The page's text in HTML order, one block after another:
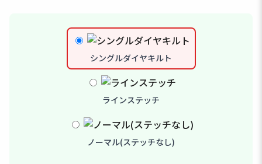
シングルダイヤキルト
ラインステッチ
ノーマル(ステッチなし)